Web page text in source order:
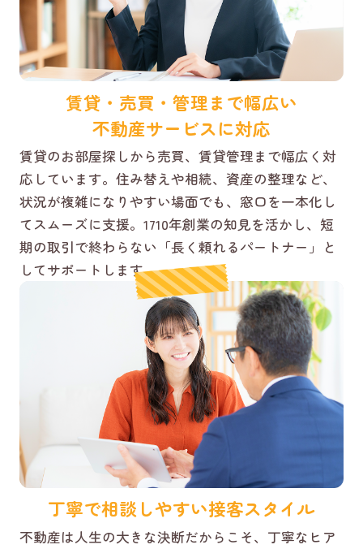
賃貸・売買・管理まで幅広い
不動産サービスに対応
賃貸のお部屋探しから売買、賃貸管理まで幅広く対
応しています。住み替えや相続、資産の整理など、
状況が複雑になりやすい場面でも、窓口を一本化し
てスムーズに支援。1710年創業の知見を活かし、短
期の取引で終わらない「長く頼れるパートナー」と
してサポートします。
丁寧で相談しやすい接客スタイル
不動産は人生の大きな決断だからこそ、丁寧なヒア